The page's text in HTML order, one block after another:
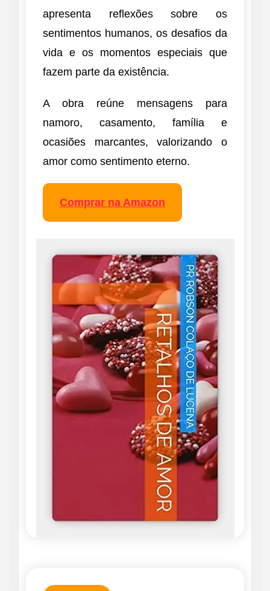
apresenta reflexões sobre os
sentimentos humanos, os desafios da
vida e os momentos especiais que
fazem parte da existência.
A obra reúne mensagens para
namoro, casamento, família e
ocasiões marcantes, valorizando o
amor como sentimento eterno.
Comprar na Amazon